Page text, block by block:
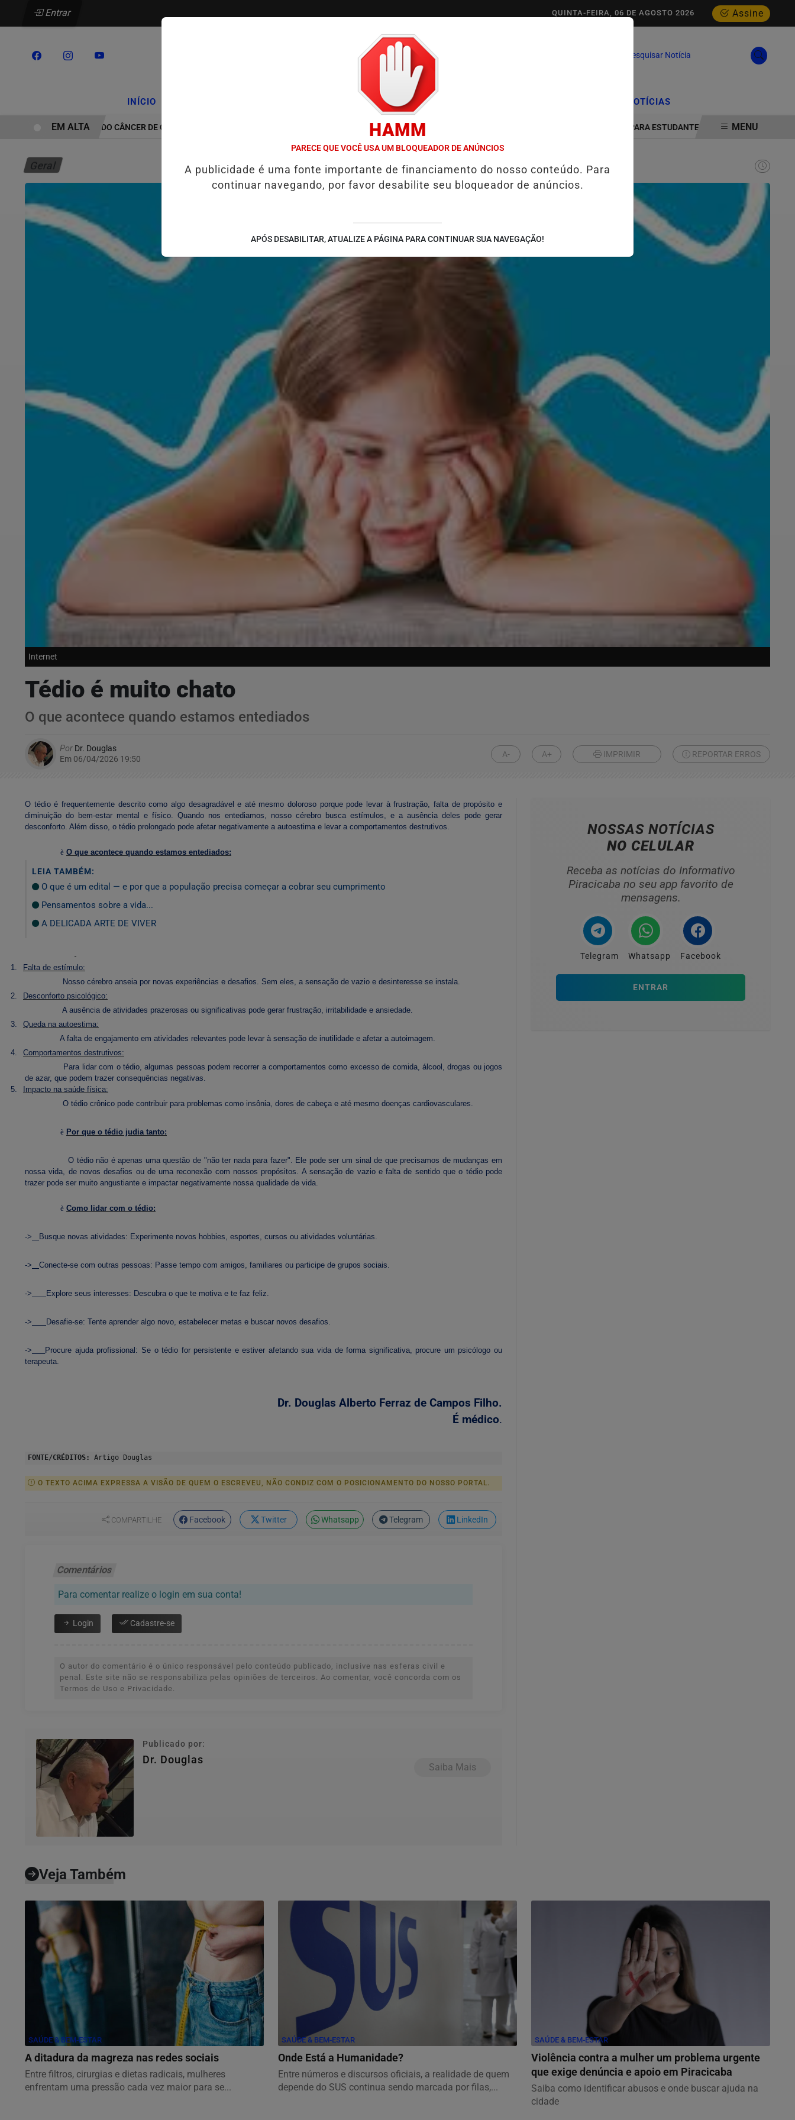
Entrar Assine
QUINTA-FEIRA, 06 DE AGOSTO 2026
Pesquisar Notícia
INÍCIO COLUNAS / EMPREGOS NOTÍCIAS
TRATAMENTO DO CÂNCER DE CABEÇA E PESCOÇO EVOLUI E AMPLIA PRESERVAÇÃO DA QUALIDADE DE VIDA HYUNDAI LEVA TECNOLOGIA E INOVAÇÃO PARA ESTUDANTES DA ESCOLA ESTADUAL
EM ALTA MENU
Geral
Internet
Tédio é muito chato
O que acontece quando estamos entediados
Por Dr. Douglas
Em 06/04/2026 19:50
A- A+ IMPRIMIR REPORTAR ERROS
O tédio é frequentemente descrito como algo desagradável e até mesmo doloroso porque pode levar à frustração, falta de propósito e
diminuição do bem-estar mental e físico. Quando nos entediamos, nosso cérebro busca estímulos, e a ausência deles pode gerar
desconforto. Além disso, o tédio prolongado pode afetar negativamente a autoestima e levar a comportamentos destrutivos.
è O que acontece quando estamos entediados:
LEIA TAMBÉM:
O que é um edital — e por que a população precisa começar a cobrar seu cumprimento
Pensamentos sobre a vida...
A DELICADA ARTE DE VIVER
1.
Falta de estímulo:
Nosso cérebro anseia por novas experiências e desafios. Sem eles, a sensação de vazio e desinteresse se instala.
2.
Desconforto psicológico:
A ausência de atividades prazerosas ou significativas pode gerar frustração, irritabilidade e ansiedade.
3.
Queda na autoestima:
A falta de engajamento em atividades relevantes pode levar à sensação de inutilidade e afetar a autoimagem.
4.
Comportamentos destrutivos:
Para lidar com o tédio, algumas pessoas podem recorrer a comportamentos como excesso de comida, álcool, drogas ou jogos
de azar, que podem trazer consequências negativas.
5.
Impacto na saúde física:
O tédio crônico pode contribuir para problemas como insônia, dores de cabeça e até mesmo doenças cardiovasculares.
è Por que o tédio judia tanto:
O tédio não é apenas uma questão de "não ter nada para fazer". Ele pode ser um sinal de que precisamos de mudanças em
nossa vida, de novos desafios ou de uma reconexão com nossos propósitos. A sensação de vazio e falta de sentido que o tédio pode
trazer pode ser muito angustiante e impactar negativamente nossa qualidade de vida.
è Como lidar com o tédio:
-> Busque novas atividades: Experimente novos hobbies, esportes, cursos ou atividades voluntárias.
-> Conecte-se com outras pessoas: Passe tempo com amigos, familiares ou participe de grupos sociais.
-> Explore seus interesses: Descubra o que te motiva e te faz feliz.
-> Desafie-se: Tente aprender algo novo, estabelecer metas e buscar novos desafios.
->
Procure ajuda profissional: Se o tédio for persistente e estiver afetando sua vida de forma significativa, procure um psicólogo ou
terapeuta.
Dr. Douglas Alberto Ferraz de Campos Filho.
É médico.
FONTE/CRÉDITOS: Artigo Douglas
O TEXTO ACIMA EXPRESSA A VISÃO DE QUEM O ESCREVEU, NÃO CONDIZ COM O POSICIONAMENTO DO NOSSO PORTAL.
COMPARTILHE Facebook Twitter Whatsapp Telegram LinkedIn
Comentários
Para comentar realize o login em sua conta!
Login Cadastre-se
O autor do comentário é o único responsável pelo conteúdo publicado, inclusive nas esferas civil e
penal. Este site não se responsabiliza pelas opiniões de terceiros. Ao comentar, você concorda com os
Termos de Uso e Privacidade.
Publicado por:
Dr. Douglas
Saiba Mais
NOSSAS NOTÍCIAS
NO CELULAR
Receba as notícias do Informativo
Piracicaba no seu app favorito de
mensagens.
Telegram Whatsapp Facebook
ENTRAR
Veja Também
SAÚDE & BEM-ESTAR
A ditadura da magreza nas redes sociais
Entre filtros, cirurgias e dietas radicais, mulheres
enfrentam uma pressão cada vez maior para se...
SAÚDE & BEM-ESTAR
Onde Está a Humanidade?
Entre números e discursos oficiais, a realidade de quem
depende do SUS continua sendo marcada por filas,...
SAÚDE & BEM-ESTAR
Violência contra a mulher um problema urgente
que exige denúncia e apoio em Piracicaba
Saiba como identificar abusos e onde buscar ajuda na
cidade
HAMM
PARECE QUE VOCÊ USA UM BLOQUEADOR DE ANÚNCIOS
A publicidade é uma fonte importante de financiamento do nosso conteúdo. Para
continuar navegando, por favor desabilite seu bloqueador de anúncios.
APÓS DESABILITAR, ATUALIZE A PÁGINA PARA CONTINUAR SUA NAVEGAÇÃO!